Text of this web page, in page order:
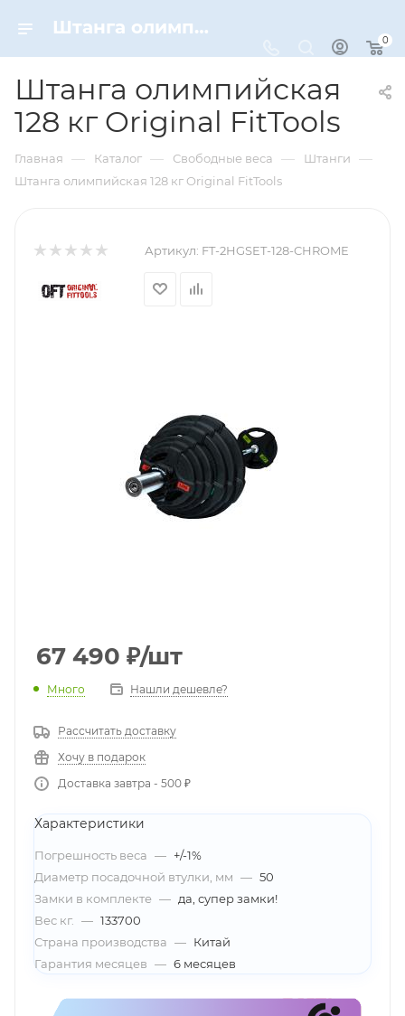
Штанга олимпийская 128 кг Original FitTools – купить по цене 67490 руб. в интернет-магазине Dynamic-Sport
0
Штанга олимпийская
128 кг Original FitTools
Главная — Каталог — Свободные веса — Штанги —
Штанга олимпийская 128 кг Original FitTools
Артикул: FT-2HGSET-128-CHROME
67 490 ₽/шт
Много Нашли дешевле?
Рассчитать доставку
Хочу в подарок
Доставка завтра - 500 ₽
Характеристики
Погрешность веса — +/-1%
Диаметр посадочной втулки, мм — 50
Замки в комплекте — да, супер замки!
Вес кг.
— 133700
Страна производства — Китай
Гарантия месяцев — 6 месяцев